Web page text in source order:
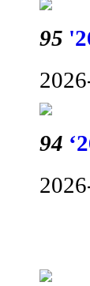
95
94